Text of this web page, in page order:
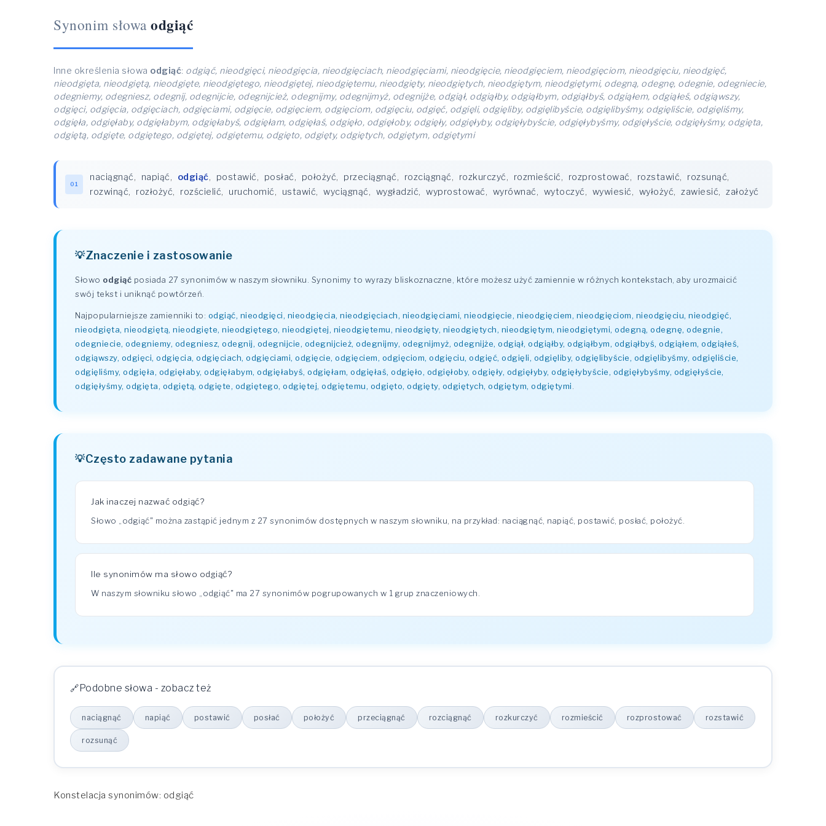
Synonim słowa odgiąć
Inne określenia słowa odgiąć: odgiąć, nieodgięci, nieodgięcia, nieodgięciach, nieodgięciami, nieodgięcie, nieodgięciem, nieodgięciom, nieodgięciu, nieodgięć,
nieodgięta, nieodgiętą, nieodgięte, nieodgiętego, nieodgiętej, nieodgiętemu, nieodgięty, nieodgiętych, nieodgiętym, nieodgiętymi, odegną, odegnę, odegnie, odegniecie,
odegniemy, odegniesz, odegnij, odegnijcie, odegnijcież, odegnijmy, odegnijmyż, odegnijże, odgiął, odgiąłby, odgiąłbym, odgiąłbyś, odgiąłem, odgiąłeś, odgiąwszy,
odgięci, odgięcia, odgięciach, odgięciami, odgięcie, odgięciem, odgięciom, odgięciu, odgięć, odgięli, odgięliby, odgięlibyście, odgięlibyśmy, odgięliście, odgięliśmy,
odgięła, odgięłaby, odgięłabym, odgięłabyś, odgięłam, odgięłaś, odgięło, odgięłoby, odgięły, odgięłyby, odgięłybyście, odgięłybyśmy, odgięłyście, odgięłyśmy, odgięta,
odgiętą, odgięte, odgiętego, odgiętej, odgiętemu, odgięto, odgięty, odgiętych, odgiętym, odgiętymi
01
naciągnąć, napiąć, odgiąć, postawić, posłać, położyć, przeciągnąć, rozciągnąć, rozkurczyć, rozmieścić, rozprostować, rozstawić, rozsunąć,
rozwinąć, rozłożyć, rozścielić, uruchomić, ustawić, wyciągnąć, wygładzić, wyprostować, wyrównać, wytoczyć, wywiesić, wyłożyć, zawiesić, założyć
Znaczenie i zastosowanie
Słowo odgiąć posiada 27 synonimów w naszym słowniku. Synonimy to wyrazy bliskoznaczne, które możesz użyć zamiennie w różnych kontekstach, aby urozmaicić
swój tekst i uniknąć powtórzeń.
Najpopularniejsze zamienniki to: odgiąć, nieodgięci, nieodgięcia, nieodgięciach, nieodgięciami, nieodgięcie, nieodgięciem, nieodgięciom, nieodgięciu, nieodgięć,
nieodgięta, nieodgiętą, nieodgięte, nieodgiętego, nieodgiętej, nieodgiętemu, nieodgięty, nieodgiętych, nieodgiętym, nieodgiętymi, odegną, odegnę, odegnie,
odegniecie, odegniemy, odegniesz, odegnij, odegnijcie, odegnijcież, odegnijmy, odegnijmyż, odegnijże, odgiął, odgiąłby, odgiąłbym, odgiąłbyś, odgiąłem, odgiąłeś,
odgiąwszy, odgięci, odgięcia, odgięciach, odgięciami, odgięcie, odgięciem, odgięciom, odgięciu, odgięć, odgięli, odgięliby, odgięlibyście, odgięlibyśmy, odgięliście,
odgięliśmy, odgięła, odgięłaby, odgięłabym, odgięłabyś, odgięłam, odgięłaś, odgięło, odgięłoby, odgięły, odgięłyby, odgięłybyście, odgięłybyśmy, odgięłyście,
odgięłyśmy, odgięta, odgiętą, odgięte, odgiętego, odgiętej, odgiętemu, odgięto, odgięty, odgiętych, odgiętym, odgiętymi
Często zadawane pytania
Jak inaczej nazwać odgiąć?
Słowo „odgiąć" można zastąpić jednym z 27 synonimów dostępnych w naszym słowniku, na przykład: naciągnąć, napiąć, postawić, posłać, położyć.
Ile synonimów ma słowo odgiąć?
W naszym słowniku słowo „odgiąć" ma 27 synonimów pogrupowanych w 1 grup znaczeniowych.
Podobne słowa - zobacz też
naciągnąć napiąć postawić posłać położyć przeciągnąć rozciągnąć rozkurczyć rozmieścić rozprostować rozstawić
rozsunąć
Konstelacja synonimów: odgiąć